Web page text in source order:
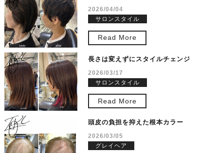
2026/04/04
サロンスタイル
Read More
長さは変えずにスタイルチェンジ
2026/03/17
サロンスタイル
Read More
頭皮の負担を抑えた根本カラー
2026/03/05
グレイヘア